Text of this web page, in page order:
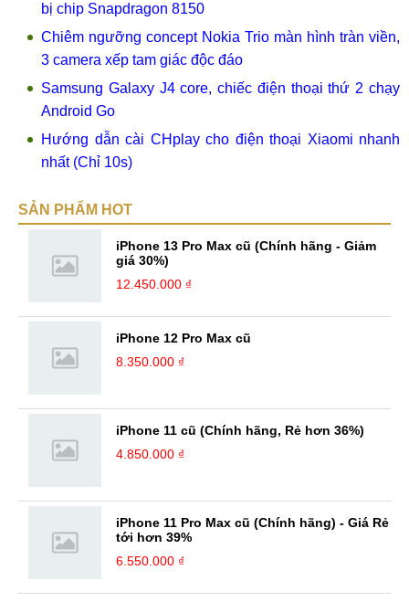
bị chip Snapdragon 8150
Chiêm ngưỡng concept Nokia Trio màn hình tràn viền,
3 camera xếp tam giác độc đáo
Samsung Galaxy J4 core, chiếc điện thoại thứ 2 chạy
Android Go
Hướng dẫn cài CHplay cho điện thoại Xiaomi nhanh
nhất (Chỉ 10s)
SẢN PHẨM HOT
iPhone 13 Pro Max cũ (Chính hãng - Giảm
giá 30%)
12.450.000 ₫
iPhone 12 Pro Max cũ
8.350.000 ₫
iPhone 11 cũ (Chính hãng, Rẻ hơn 36%)
4.850.000 ₫
iPhone 11 Pro Max cũ (Chính hãng) - Giá Rẻ
tới hơn 39%
6.550.000 ₫